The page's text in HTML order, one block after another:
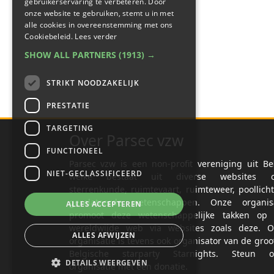
Parsec vzw is een non-profit vereniging uit
welke bestaat uit diverse websites
sterrenkunde, ruimtevaart, ruimteweer,
gerelateerde wetenschappen. Onze
promoot deze wetenschappelijke takken op
wereldwijde web via websites zoals deze.
organisatie is tevens ook organisator van de
Belgische starparty Starnights. Steun
organisatie met een donatie.
onze website te gebruiken, stemt u in met
alle cookies in overeenstemming met ons
Cookiebeleid. Lees verder
SHOW ALL PARTNERS (1913) →
STRIKT NOODZAKELIJK
PRESTATIE
TARGETING
FUNCTIONEEL
NIET-GECLASSIFICEERD
ALLES ACCEPTEREN
ALLES AFWIJZEN
DETAILS WEERGEVEN